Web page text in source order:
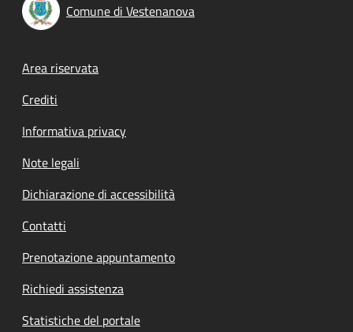
Comune di Vestenanova
Footer menu
Area riservata
Crediti
Informativa privacy
Note legali
Dichiarazione di accessibilità
Contatti
Prenotazione appuntamento
Richiedi assistenza
Statistiche del portale